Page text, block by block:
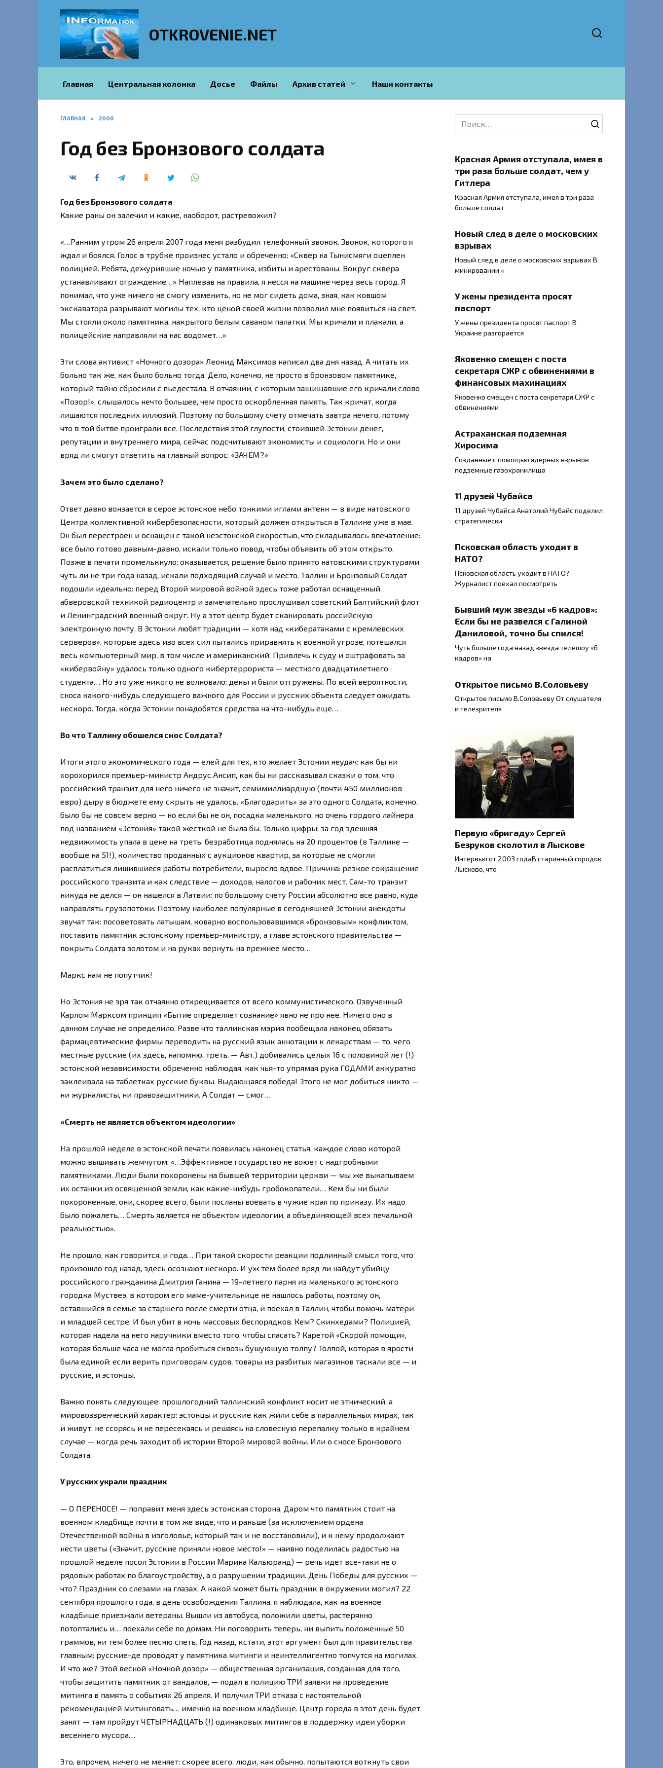
OTKROVENIE.NET
Главная Центральная колонка Досье Файлы Архив статей Наши контакты
ГЛАВНАЯ » 2008
Год без Бронзового солдата
Год без Бронзового солдата
Какие раны он залечил и какие, наоборот, растревожил?
«…Ранним утром 26 апреля 2007 года меня разбудил телефонный звонок. Звонок, которого я
ждал и боялся. Голос в трубке произнес устало и обреченно: «Сквер на Тынисмяги оцеплен
полицией. Ребята, дежурившие ночью у памятника, избиты и арестованы. Вокруг сквера
устанавливают ограждение…» Наплевав на правила, я несся на машине через весь город. Я
понимал, что уже ничего не смогу изменить, но не мог сидеть дома, зная, как ковшом
экскаватора разрывают могилы тех, кто ценой своей жизни позволил мне появиться на свет.
Мы стояли около памятника, накрытого белым саваном палатки. Мы кричали и плакали, а
полицейские направляли на нас водомет…»
Эти слова активист «Ночного дозора» Леонид Максимов написал два дня назад. А читать их
больно так же, как было больно тогда. Дело, конечно, не просто в бронзовом памятнике,
который тайно сбросили с пьедестала. В отчаянии, с которым защищавшие его кричали слово
«Позор!», слышалось нечто большее, чем просто оскорбленная память. Так кричат, когда
лишаются последних иллюзий. Поэтому по большому счету отмечать завтра нечего, потому
что в той битве проиграли все. Последствия этой глупости, стоившей Эстонии денег,
репутации и внутреннего мира, сейчас подсчитывают экономисты и социологи. Но и они
вряд ли смогут ответить на главный вопрос: «ЗАЧЕМ?»
Зачем это было сделано?
Ответ давно вонзается в серое эстонское небо тонкими иглами антенн — в виде натовского
Центра коллективной кибербезопасности, который должен открыться в Таллине уже в мае.
Он был перестроен и оснащен с такой неэстонской скоростью, что складывалось впечатление:
все было готово давным-давно, искали только повод, чтобы объявить об этом открыто.
Позже в печати промелькнуло: оказывается, решение было принято натовскими структурами
чуть ли не три года назад, искали подходящий случай и место. Таллин и Бронзовый Солдат
подошли идеально: перед Второй мировой войной здесь тоже работал оснащенный
абверовской техникой радиоцентр и замечательно прослушивал советский Балтийский флот
и Ленинградский военный округ. Ну а этот центр будет сканировать российскую
электронную почту. В Эстонии любят традиции — хотя над «кибератаками с кремлевских
серверов», которые здесь изо всех сил пытались приравнять к военной угрозе, потешался
весь компьютерный мир, в том числе и американский. Привлечь к суду и оштрафовать за
«кибервойну» удалось только одного кибертеррориста — местного двадцатилетнего
студента… Но это уже никого не волновало: деньги были отгружены. По всей вероятности,
сноса какого-нибудь следующего важного для России и русских объекта следует ожидать
нескоро. Тогда, когда Эстонии понадобятся средства на что-нибудь еще…
Во что Таллину обошелся снос Солдата?
Итоги этого экономического года — елей для тех, кто желает Эстонии неудач: как бы ни
хорохорился премьер-министр Андрус Ансип, как бы ни рассказывал сказки о том, что
российский транзит для него ничего не значит, семимиллиардную (почти 450 миллионов
евро) дыру в бюджете ему скрыть не удалось. «Благодарить» за это одного Солдата, конечно,
было бы не совсем верно — но если бы не он, посадка маленького, но очень гордого лайнера
под названием «Эстония» такой жесткой не была бы. Только цифры: за год здешняя
недвижимость упала в цене на треть, безработица поднялась на 20 процентов (в Таллине —
вообще на 51!), количество проданных с аукционов квартир, за которые не смогли
расплатиться лишившиеся работы потребители, выросло вдвое. Причина: резкое сокращение
российского транзита и как следствие — доходов, налогов и рабочих мест. Сам-то транзит
никуда не делся — он нашелся в Латвии: по большому счету России абсолютно все равно, куда
направлять грузопотоки. Поэтому наиболее популярные в сегодняшней Эстонии анекдоты
звучат так: посоветовать латышам, коварно воспользовавшимся «бронзовым» конфликтом,
поставить памятник эстонскому премьер-министру, а главе эстонского правительства —
покрыть Солдата золотом и на руках вернуть на прежнее место…
Маркс нам не попутчик!
Но Эстония не зря так отчаянно открещивается от всего коммунистического. Озвученный
Карлом Марксом принцип «Бытие определяет сознание» явно не про нее. Ничего оно в
данном случае не определило. Разве что таллинская мэрия пообещала наконец обязать
фармацевтические фирмы переводить на русский язык аннотации к лекарствам — то, чего
местные русские (их здесь, напомню, треть. — Авт.) добивались целых 16 с половиной лет (!)
эстонской независимости, обреченно наблюдая, как чья-то упрямая рука ГОДАМИ аккуратно
заклеивала на таблетках русские буквы. Выдающаяся победа! Этого не мог добиться никто —
ни журналисты, ни правозащитники. А Солдат — смог…
«Смерть не является объектом идеологии»
На прошлой неделе в эстонской печати появилась наконец статья, каждое слово которой
можно вышивать жемчугом: «…Эффективное государство не воюет с надгробными
памятниками. Люди были похоронены на бывшей территории церкви — мы же выкапываем
их останки из освященной земли, как какие-нибудь гробокопатели… Кем бы ни были
похороненные, они, скорее всего, были посланы воевать в чужие края по приказу. Их надо
было пожалеть… Смерть является не объектом идеологии, а объединяющей всех печальной
реальностью».
Не прошло, как говорится, и года… При такой скорости реакции подлинный смысл того, что
произошло год назад, здесь осознают нескоро. И уж тем более вряд ли найдут убийцу
российского гражданина Дмитрия Ганина — 19-летнего парня из маленького эстонского
городка Муствеэ, в котором его маме-учительнице не нашлось работы, поэтому он,
оставшийся в семье за старшего после смерти отца, и поехал в Таллин, чтобы помочь матери
и младшей сестре. И был убит в ночь массовых беспорядков. Кем? Скинхедами? Полицией,
которая надела на него наручники вместо того, чтобы спасать? Каретой «Скорой помощи»,
которая больше часа не могла пробиться сквозь бушующую толпу? Толпой, которая в ярости
была единой: если верить приговорам судов, товары из разбитых магазинов таскали все — и
русские, и эстонцы.
Важно понять следующее: прошлогодний таллинский конфликт носит не этнический, а
мировоззренческий характер: эстонцы и русские как жили себе в параллельных мирах, так
и живут, не ссорясь и не пересекаясь и решаясь на словесную перепалку только в крайнем
случае — когда речь заходит об истории Второй мировой войны. Или о сносе Бронзового
Солдата.
У русских украли праздник
— О ПЕРЕНОСЕ! — поправит меня здесь эстонская сторона. Даром что памятник стоит на
военном кладбище почти в том же виде, что и раньше (за исключением ордена
Отечественной войны в изголовье, который так и не восстановили), и к нему продолжают
нести цветы («Значит, русские приняли новое место!» — наивно поделилась радостью на
прошлой неделе посол Эстонии в России Марина Кальюранд) — речь идет все-таки не о
рядовых работах по благоустройству, а о разрушении традиции. День Победы для русских —
что? Праздник со слезами на глазах. А какой может быть праздник в окружении могил? 22
сентября прошлого года, в день освобождения Таллина, я наблюдала, как на военное
кладбище приезжали ветераны. Вышли из автобуса, положили цветы, растерянно
потоптались и… поехали себе по домам. Ни поговорить теперь, ни выпить положенные 50
граммов, ни тем более песню спеть. Год назад, кстати, этот аргумент был для правительства
главным: русские-де проводят у памятника митинги и неинтеллигентно топчутся на могилах.
И что же? Этой весной «Ночной дозор» — общественная организация, созданная для того,
чтобы защитить памятник от вандалов, — подал в полицию ТРИ заявки на проведение
митинга в память о событиях 26 апреля. И получил ТРИ отказа с настоятельной
рекомендацией митинговать… именно на военном кладбище. Центр города в этот день будет
занят — там пройдут ЧЕТЫРНАДЦАТЬ (!) одинаковых митингов в поддержку идеи уборки
весеннего мусора…
Это, впрочем, ничего не меняет: скорее всего, люди, как обычно, попытаются воткнуть свои
Search
for:
Красная Армия отступала, имея в
три раза больше солдат, чем у
Гитлера
Красная Армия отступала, имея в три раза
больше солдат
Новый след в деле о московских
взрывах
Новый след в деле о московских взрывах В
минировании «
У жены президента просят
паспорт
У жены президента просят паспорт В
Украине разгорается
Яковенко смещен с поста
секретаря СЖР с обвинениями в
финансовых махинациях
Яковенко смещен с поста секретаря СЖР с
обвинениями
Астраханская подземная
Хиросима
Созданные с помощью ядерных взрывов
подземные газохранилища
11 друзей Чубайса
11 друзей Чубайса Анатолий Чубайс поделил
стратегически
Псковская область уходит в
НАТО?
Псковская область уходит в НАТО?
Журналист поехал посмотреть
Бывший муж звезды «6 кадров»:
Если бы не развелся с Галиной
Даниловой, точно бы спился!
Чуть больше года назад звезда телешоу «6
кадров» на
Открытое письмо В.Соловьеву
Открытое письмо В.Соловьеву От слушателя
и телезрителя
Первую «бригаду» Сергей
Безруков сколотил в Лыскове
Интервью от 2003 годаВ старинный городок
Лысково, что